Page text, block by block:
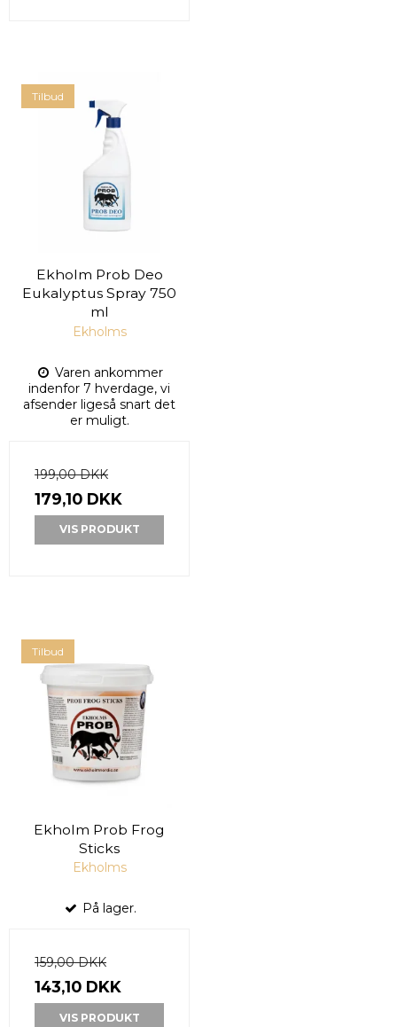
Tilbud
Ekholm Prob Deo
Eukalyptus Spray 750
ml
Ekholms
Varen ankommer
indenfor 7 hverdage, vi
afsender ligeså snart det
er muligt.
199,00 DKK
179,10 DKK
VIS PRODUKT
Tilbud
Ekholm Prob Frog
Sticks
Ekholms
På lager.
159,00 DKK
143,10 DKK
VIS PRODUKT